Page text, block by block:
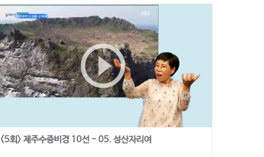
play_circle_outline
<5회> 제주수중비경 10선 - 05. 성산자리여